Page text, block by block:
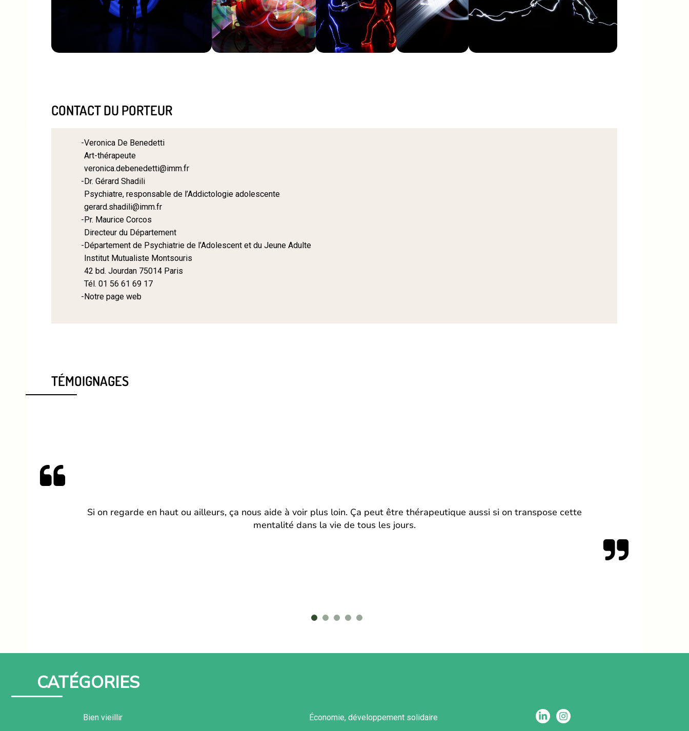
CONTACT DU PORTEUR
Veronica De Benedetti
Art-thérapeute
veronica.debenedetti@imm.fr
Dr. Gérard Shadili
Psychiatre, responsable de l’Addictologie adolescente
gerard.shadili@imm.fr
Pr. Maurice Corcos
Directeur du Département
Département de Psychiatrie de l’Adolescent et du Jeune Adulte
Institut Mutualiste Montsouris
42 bd. Jourdan 75014 Paris
Tél. 01 56 61 69 17
Notre page web
TÉMOIGNAGES
Si on regarde en haut ou ailleurs, ça nous aide à voir plus loin. Ça peut être thérapeutique aussi si on transpose cette
mentalité dans la vie de tous les jours.
CATÉGORIES
Bien vieillir
Économie, développement solidaire